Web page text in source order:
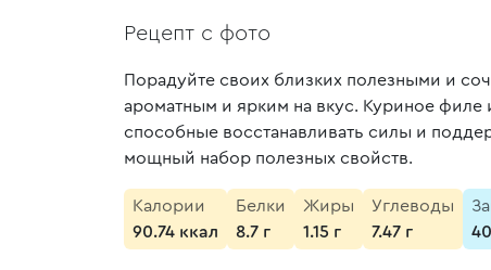
Рецепт с фото
Порадуйте своих близких полезными и
ароматным и ярким на вкус. Куриное
способные восстанавливать силы и
мощный набор полезных свойств.
Калории
90.74 ккал
Белки
8.7 г
Жиры
1.15 г
Углеводы
7.47 г